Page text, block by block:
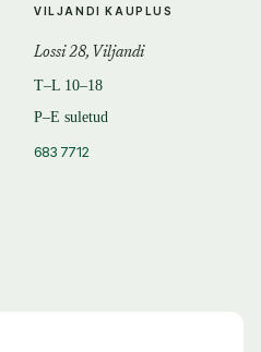
VILJANDI KAUPLUS
Lossi 28, Viljandi
T–L 10–18
P–E suletud
683 7712